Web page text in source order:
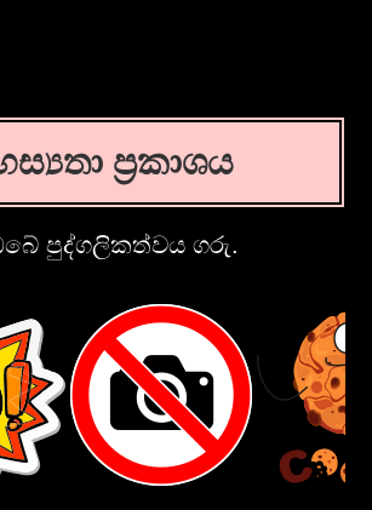
ප්‍රකාශය
ඔබේ පුද්ගලිකත්වය ගරු.